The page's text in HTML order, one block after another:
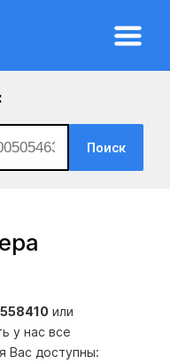
Поиск
или
у нас все
Вас доступны: